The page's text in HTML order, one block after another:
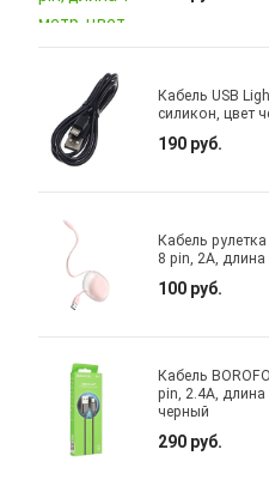
Кабель USB
силикон, цвет
190 руб.
Кабель
8 pin, 2A,
100 руб.
Кабель
pin, 2.4A, длина
черный
290 руб.